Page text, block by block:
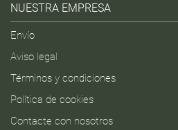
NUESTRA EMPRESA
Envío
Aviso legal
Términos y condiciones
Política de cookies
Contacte con nosotros